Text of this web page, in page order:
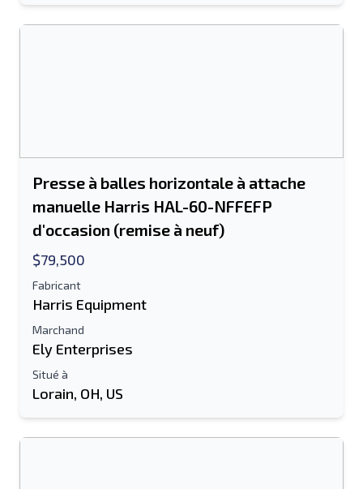
Send a Message
Adresse e-mail
Presse à balles horizontale à attache
manuelle Harris HAL-60-NFFEFP
d'occasion (remise à neuf)
$79,500
Fabricant
Harris Equipment
Marchand
Ely Enterprises
Situé à
Lorain, OH, US
Envoyer à un ami
Le champ Adresse e-mail ou Numéro de
portable est obligatoire
Envoyer la liste par e-mail
Liste de texte sur un appareil mobile
Ton nom complet